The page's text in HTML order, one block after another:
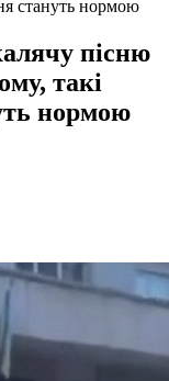
стануть нормою
пісню
такі
нормою